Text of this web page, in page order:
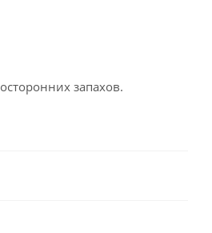
запахов.